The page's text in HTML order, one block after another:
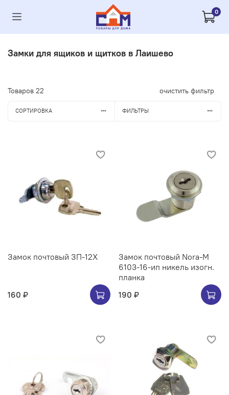
0
Замки для ящиков и щитков в Лаишево
Товаров 22 очистить фильтр
СОРТИРОВКА ФИЛЬТРЫ
Замок почтовый ЗП-12Х
160 ₽
Замок почтовый Nora-M
6103-16-ип никель изогн.
планка
190 ₽